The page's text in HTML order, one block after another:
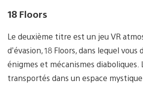
18 Floors
Le deuxième titre est un jeu VR
d’évasion, 18 Floors, dans lequel vous
énigmes et mécanismes diaboliques.
transportés dans un espace